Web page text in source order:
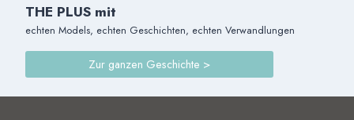
THE PLUS mit
echten Models, echten Geschichten, echten Verwandlungen
Zur ganzen Geschichte >